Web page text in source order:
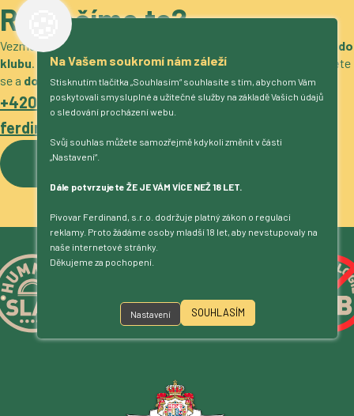
Na Vašem soukromí nám záleží
Stisknutím tlačítka „Souhlasím“ souhlasíte s tím, abychom Vám
poskytovali smysluplné a užitečné služby na základě Vašich údajů
o sledování procházení webu.
Svůj souhlas můžete samozřejmě kdykoli změnit v části
„Nastavení“.
Dále potvrzujete ŽE JE VÁM VÍCE NEŽ 18 LET.
Pivovar Ferdinand, s.r.o. dodržuje platný zákon o regulaci
reklamy. Proto žádáme osoby mladší 18 let, aby nevstupovaly na
naše internetové stránky.
Děkujeme za pochopení.
Nastavení SOUHLASÍM
Roztočíme to?
Vezměte si naše pivo
do obchodu, restaurace, stánek nebo do
klubu. Máme zajímavé nabídkypro gastro i velkoobchod
. Ozvěte
se a domluvíme podrobnosti.
+420 317 722 511
ferdinand@pivovarferdinand.cz
Více o pivovaru